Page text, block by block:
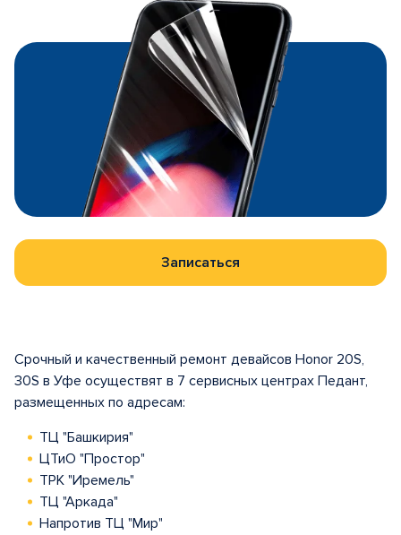
Записаться
Срочный и качественный ремонт девайсов Honor 20S,
30S в Уфе осуществят в 7 сервисных центрах Педант,
размещенных по адресам:
ТЦ "Башкирия"
ЦТиО "Простор"
ТРК "Иремель"
ТЦ "Аркада"
Напротив ТЦ "Мир"